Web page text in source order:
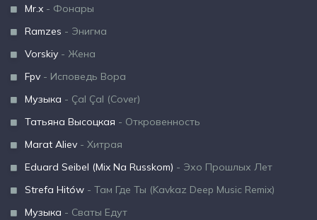
Mr.x - Фонары
Ramzes - Энигма
Vorskiy - Жена
Fpv - Исповедь Вора
Музыка - Çal Çal (Cover)
Татьяна Высоцкая - Откровенность
Marat Aliev - Хитрая
Eduard Seibel (Mix Na Russkom) - Эхо Прошлых Лет
Strefa Hitów - Там Где Ты (Kavkaz Deep Music Remix)
Музыка - Сваты Едут